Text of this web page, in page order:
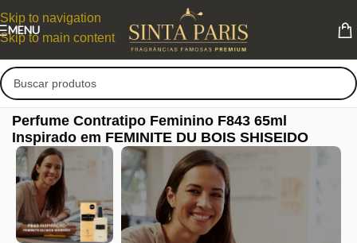
Skip to navigation
Skip to main content
MENU
Perfume Contratipo Feminino F843 65ml
Inspirado em FEMINITE DU BOIS SHISEIDO